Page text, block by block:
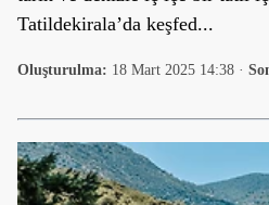
Tatildekirala’da keşfed...
Oluşturulma: 18 Mart 2025 14:38 ·